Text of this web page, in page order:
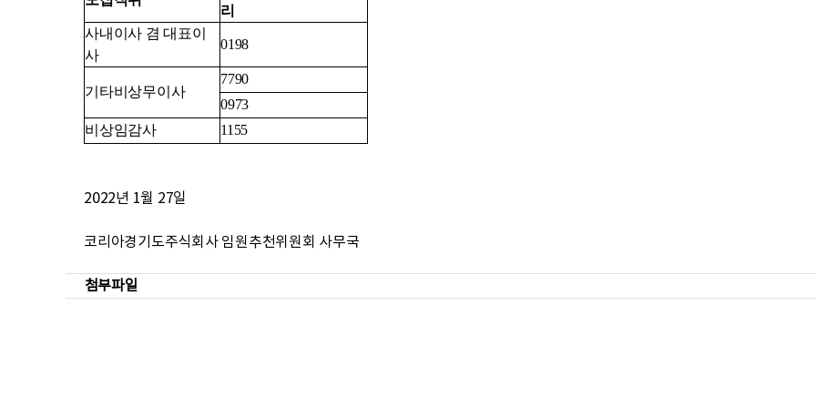
첨부파일
리
사내이사 겸 대표이
사
0198
기타비상무이사
7790
0973
비상임감사
1155
2022년 1월 27일
코리아경기도주식회사 임원추천위원회 사무국